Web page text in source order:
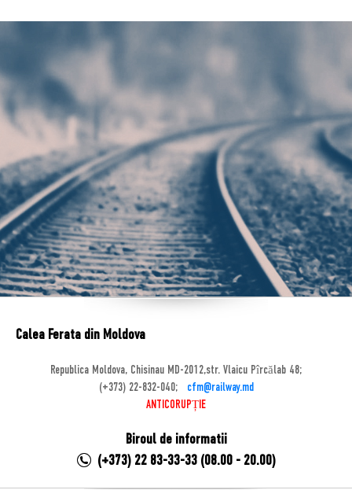
Calea Ferata din Moldova
Republica Moldova, Chisinau MD-2012,str. Vlaicu Pîrcălab 48;
(+373) 22-832-040;
cfm@railway.md
ANTICORUPȚIE
Biroul de informatii
(+373) 22 83-33-33 (08.00 - 20.00)